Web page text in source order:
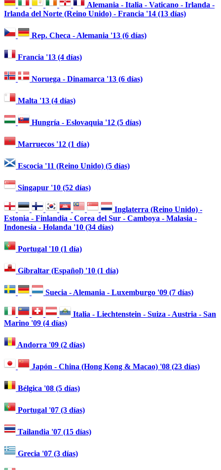
Alemania - Italia - Vaticano - Irlanda -
Irlanda del Norte (Reino Unido) - Francia '14 (13 días)
Rep. Checa - Alemania '13 (6 días)
Francia '13 (4 días)
Noruega - Dinamarca '13 (6 días)
Malta '13 (4 días)
Hungría - Eslovaquia '12 (5 días)
Marruecos '12 (1 día)
Escocia '11 (Reino Unido) (5 días)
Singapur '10 (52 días)
Inglaterra (Reino Unido) -
Estonia - Finlandia - Corea del Sur - Camboya - Malasia -
Indonesia - Holanda '10 (34 días)
Portugal '10 (1 día)
Gibraltar (Español) '10 (1 día)
Suecia - Alemania - Luxemburgo '09 (7 días)
Italia - Liechtenstein - Suiza - Austria - San
Marino '09 (4 días)
Andorra '09 (2 días)
Japón - China (Hong Kong & Macao) '08 (23 días)
Bélgica '08 (5 días)
Portugal '07 (3 días)
Tailandia '07 (15 días)
Grecia '07 (3 días)